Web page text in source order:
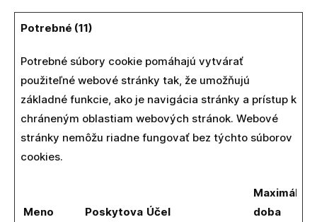
Potrebné (11)
Potrebné súbory cookie pomáhajú vytvárať
použiteľné webové stránky tak, že umožňujú
základné funkcie, ako je navigácia stránky a prístup k
chráneným oblastiam webových stránok. Webové
stránky nemôžu riadne fungovať bez týchto súborov
cookies.
Meno PoskytovateľÚčel
Maximálna
doba